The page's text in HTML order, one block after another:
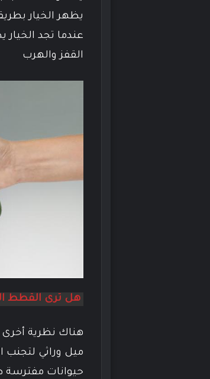
يظهر الخيار
عندما تجد
القفز والهرب
هل ترى القطط
هناك نظرية
ميل وراثي لتجنب
حيوانات مفترسة